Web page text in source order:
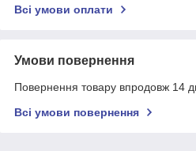
Всі умови оплати
Умови повернення
Повернення товару впродовж 14
Всі умови повернення